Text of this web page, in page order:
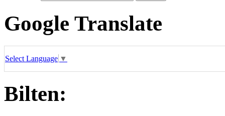
Google Translate
Select Language ▼
Bilten: